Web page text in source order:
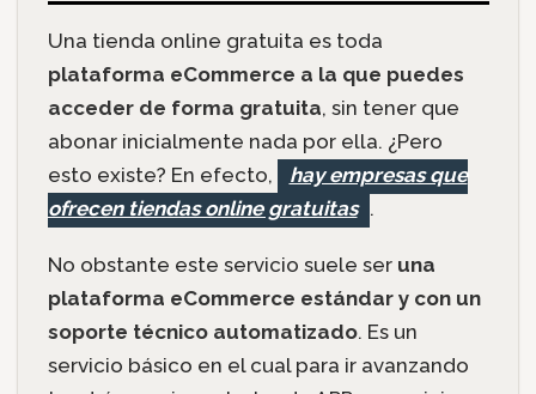
Una tienda online gratuita es toda
plataforma eCommerce a la que puedes
acceder de forma gratuita, sin tener que
abonar inicialmente nada por ella. ¿Pero
esto existe? En efecto,
hay empresas que
ofrecen tiendas online gratuitas .
No obstante este servicio suele ser una
plataforma eCommerce estándar y con un
soporte técnico automatizado. Es un
servicio básico en el cual para ir avanzando